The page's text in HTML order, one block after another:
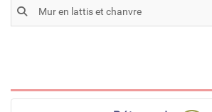
Mur en lattis et chanvre